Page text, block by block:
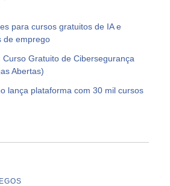
para cursos gratuitos de IA e
de emprego
Curso Gratuito de Cibersegurança
Abertas)
lança plataforma com 30 mil cursos